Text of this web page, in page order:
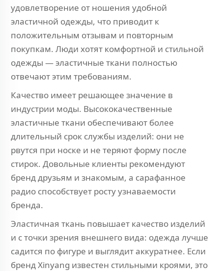
удовлетворение от ношения удобной
эластичной одежды, что приводит к
положительным отзывам и повторным
покупкам. Люди хотят комфортной и стильной
одежды — эластичные ткани полностью
отвечают этим требованиям.
Качество имеет решающее значение в
индустрии моды. Высококачественные
эластичные ткани обеспечивают более
длительный срок службы изделий: они не
рвутся при носке и не теряют форму после
стирок. Довольные клиенты рекомендуют
бренд друзьям и знакомым, а сарафанное
радио способствует росту узнаваемости
бренда.
Эластичная ткань повышает качество изделий
и с точки зрения внешнего вида: одежда лучше
садится по фигуре и выглядит аккуратнее. Если
бренд Xinyang известен стильными кроями, это